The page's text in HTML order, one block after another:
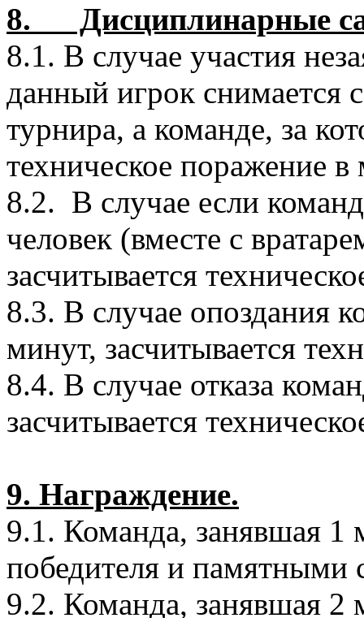
8. Дисциплинарные
8.1. В случае участия
данный игрок снимается
турнира, а команде, за
техническое поражение
8.2. В случае если
человек (вместе с
засчитывается
8.3. В случае опоздания
минут, засчитывается
8.4. В случае отказа
засчитывается
9. Награждение.
9.1. Команда, занявшая 1
победителя и памятными
9.2. Команда, занявшая 2